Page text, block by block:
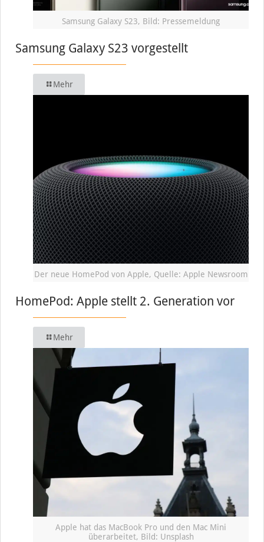
Samsung Galaxy S23, Bild: Pressemeldung
Samsung Galaxy S23 vorgestellt
Mehr
Der neue HomePod von Apple, Quelle: Apple Newsroom
HomePod: Apple stellt 2. Generation vor
Mehr
Apple hat das MacBook Pro und den Mac Mini
überarbeitet, Bild: Unsplash